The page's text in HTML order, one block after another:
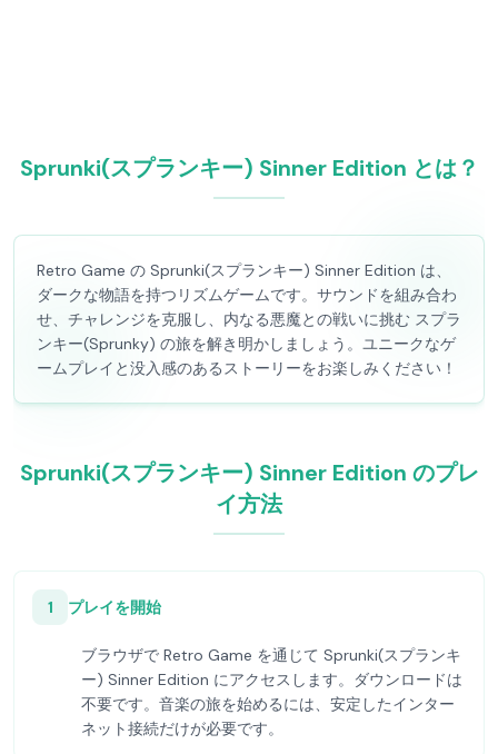
Sprunki(スプランキー) Sinner Edition とは？
Retro Game の Sprunki(スプランキー) Sinner Edition は、
ダークな物語を持つリズムゲームです。サウンドを組み合わ
せ、チャレンジを克服し、内なる悪魔との戦いに挑む スプラ
ンキー(Sprunky) の旅を解き明かしましょう。ユニークなゲ
ームプレイと没入感のあるストーリーをお楽しみください！
Sprunki(スプランキー) Sinner Edition のプレ
イ方法
1 プレイを開始
ブラウザで Retro Game を通じて Sprunki(スプランキ
ー) Sinner Edition にアクセスします。ダウンロードは
不要です。音楽の旅を始めるには、安定したインター
ネット接続だけが必要です。